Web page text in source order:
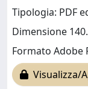
Tipologia: PDF
Dimensione
Formato Adobe
Visualizza/